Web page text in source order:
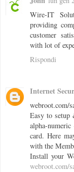
Wire-IT
providing
customer
with lot of
Rispondi
Internet
Easy to
alpha-
card. Here
with the
Install your
webroot.com/